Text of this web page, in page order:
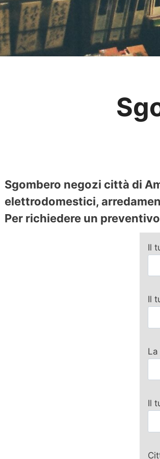
Sgombero negozi città di
elettrodomestici,
Per richiedere un
Il
Il
Il